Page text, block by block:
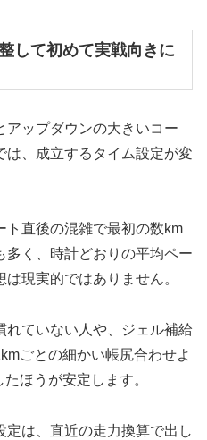
して初めて実戦向きに
アップダウンの大きいコー
は、成立するタイム設定が変
ト直後の混雑で最初の数km
多く、時計どおりの平均ペー
現実的ではありません。
れていない人や、ジェル補給
ごとの細かい帳尻合わせよ
ほうが安定します。
は、直近の走力換算で出し